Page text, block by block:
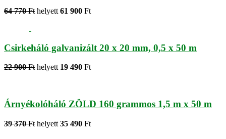
64 770 Ft helyett 61 900 Ft
Csirkeháló galvanizált 20 x 20 mm, 0,5 x 50 m
22 900 Fthelyett 19 490 Ft
Árnyékolóháló ZÖLD 160 grammos 1,5 m x 50 m
39 370 Ft helyett 35 490 Ft